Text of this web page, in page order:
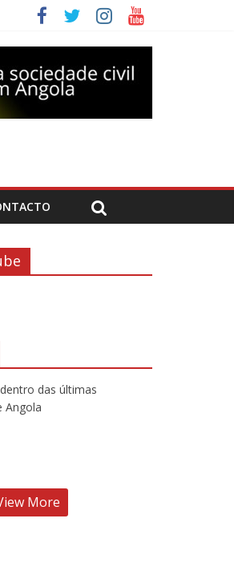
das últimas
Angola
More